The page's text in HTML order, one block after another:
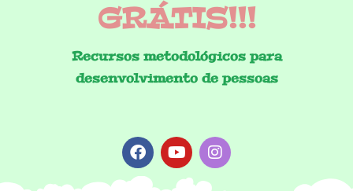
GRÁTIS!!!
Recursos metodológicos para
desenvolvimento de pessoas